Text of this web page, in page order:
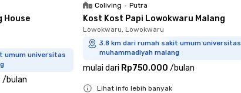
House
umum universitas
/bulan
Coliving • Putra
Kost Kost Papi Lowokwaru Malang
Lowokwaru, Lowokwaru
3.8 km dari rumah sakit umum universitas
muhammadiyah malang
mulai dari Rp750.000 /bulan
Lihat info lebih banyak